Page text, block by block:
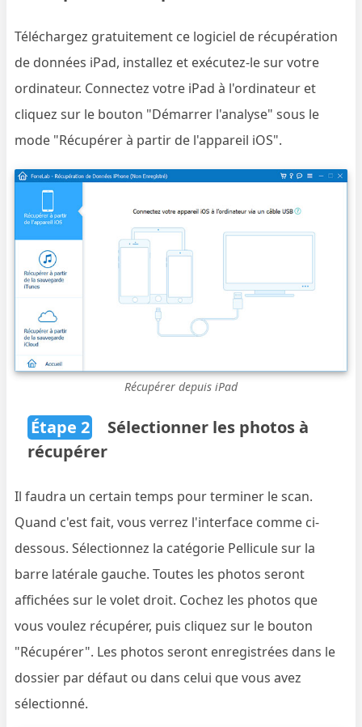
Téléchargez gratuitement ce logiciel de récupération
de données iPad, installez et exécutez-le sur votre
ordinateur. Connectez votre iPad à l'ordinateur et
cliquez sur le bouton "Démarrer l'analyse" sous le
mode "Récupérer à partir de l'appareil iOS".
Récupérer depuis iPad
Étape 2
Sélectionner les photos à
récupérer
Il faudra un certain temps pour terminer le scan.
Quand c'est fait, vous verrez l'interface comme ci-
dessous. Sélectionnez la catégorie Pellicule sur la
barre latérale gauche. Toutes les photos seront
affichées sur le volet droit. Cochez les photos que
vous voulez récupérer, puis cliquez sur le bouton
"Récupérer". Les photos seront enregistrées dans le
dossier par défaut ou dans celui que vous avez
sélectionné.